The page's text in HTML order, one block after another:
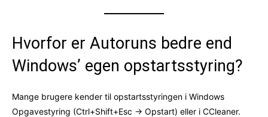
Hvorfor er Autoruns bedre end
Windows’ egen opstartsstyring?
Mange brugere kender til opstartsstyringen i Windows
Opgavestyring (Ctrl+Shift+Esc → Opstart) eller i CCleaner.